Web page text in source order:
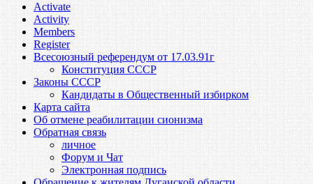
Activate
Activity
Members
Register
Всесоюзный референдум от 17.03.91г
Конституция СССР
Законы СССР
Кандидаты в Общественный избирком
Карта сайта
Об отмене реабилитации сионизма
Обратная связь
личное
Форум и Чат
Электронная подпись